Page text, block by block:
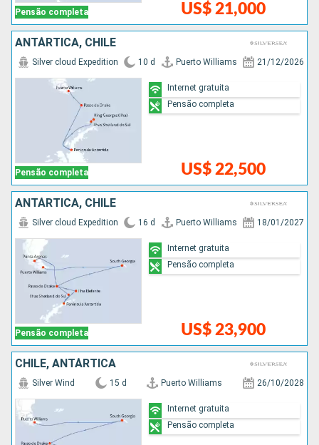
Pensão completa US$ 21,000
ANTÁRTICA, CHILE
Pensão completa
Silver cloud Expedition 10 d Puerto Williams 21/12/2026
US$ 22,500
Internet gratuita
Pensão completa
ANTÁRTICA, CHILE
Pensão completa
Silver cloud Expedition 16 d Puerto Williams 18/01/2027
US$ 23,900
Internet gratuita
Pensão completa
CHILE, ANTÁRTICA
Silver Wind 15 d Puerto Williams 26/10/2028
Internet gratuita
Pensão completa